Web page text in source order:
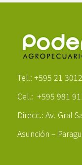
Tel.: +595 21
Cel.: +595 981
Direcc.: Av. Gral
Asunción –